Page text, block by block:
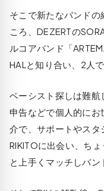
そこで新たなバンド
ころ、DEZERTの
ルコアバンド「
HALと知り合い、2人
ベーシスト探しは難航
申告などで個人的に
介で、サポートやスタ
RIKITOに出会い、ち
と上手くマッチしバン